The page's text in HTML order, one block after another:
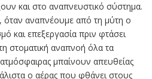
και στο αναπνευστικό σύστημα.
όταν αναπνέουμε από τη μύτη ο
και επεξεργασία πριν φτάσει
στοματική αναπνοή όλα τα
μπαίνουν απευθείας
ο αέρας που φθάνει στους